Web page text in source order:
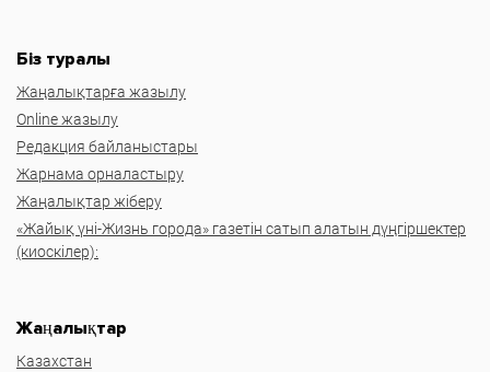
Біз туралы
Жаңалықтарға жазылу
Online жазылу
Редакция байланыстары
Жарнама орналастыру
Жаңалықтар жіберу
«Жайық үні-Жизнь города» газетін сатып алатын дүңгіршектер
(киоскілер):
Жаңалықтар
Казахстан